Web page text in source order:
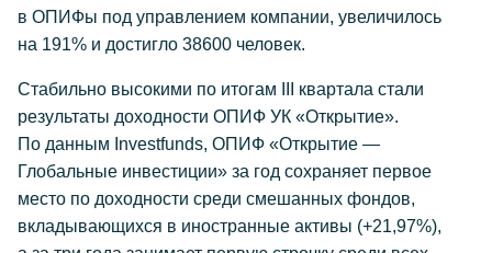
в ОПИФы под управлением компании, увеличилось
на 191% и достигло 38600 человек.
Стабильно высокими по итогам III квартала стали
результаты доходности ОПИФ УК «Открытие».
По данным Investfunds, ОПИФ «Открытие —
Глобальные инвестиции» за год сохраняет первое
место по доходности среди смешанных фондов,
вкладывающихся в иностранные активы (+21,97%),